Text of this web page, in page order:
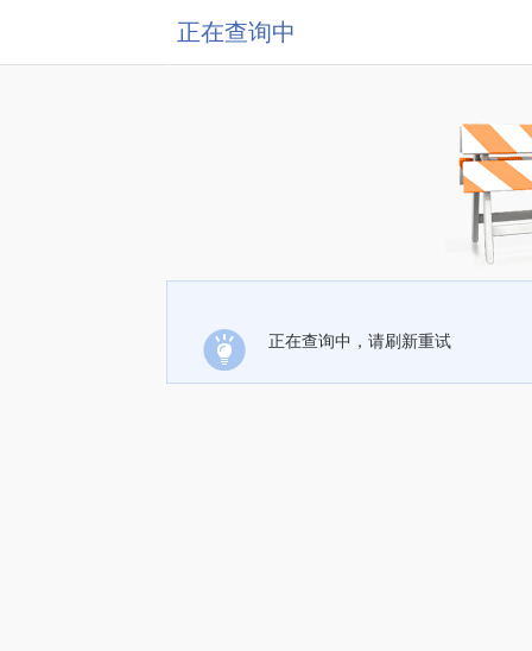
正在查询中
正在查询中，请刷新重试